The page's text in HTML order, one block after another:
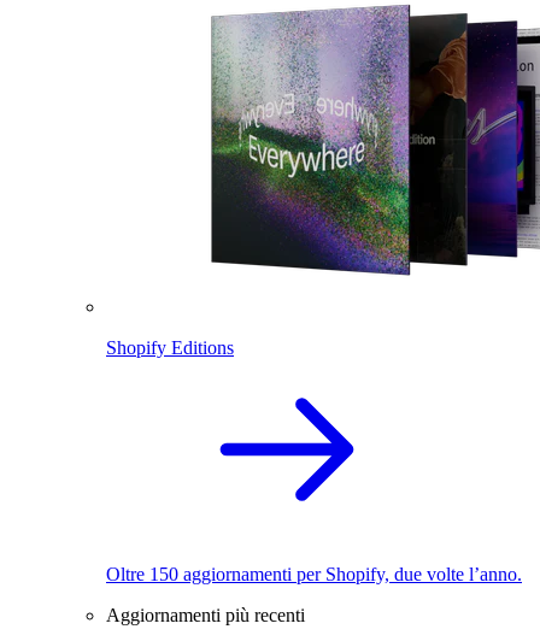
Shopify Editions
Oltre 150 aggiornamenti per Shopify, due volte l’anno.
Aggiornamenti più recenti